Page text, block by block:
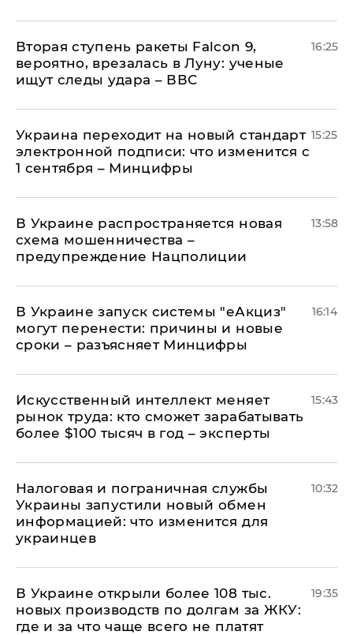
Вторая ступень ракеты Falcon 9,
вероятно, врезалась в Луну: ученые
ищут следы удара – ВВС
16:25
Украина переходит на новый стандарт
электронной подписи: что изменится с
1 сентября – Минцифры
15:25
В Украине распространяется новая
схема мошенничества –
предупреждение Нацполиции
13:58
В Украине запуск системы "еАкциз"
могут перенести: причины и новые
сроки – разъясняет Минцифры
16:14
Искусственный интеллект меняет
рынок труда: кто сможет зарабатывать
более $100 тысяч в год – эксперты
15:43
Налоговая и пограничная службы
Украины запустили новый обмен
информацией: что изменится для
украинцев
10:32
В Украине открыли более 108 тыс.
новых производств по долгам за ЖКУ:
где и за что чаще всего не платят
19:35